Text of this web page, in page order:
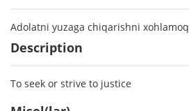
Adolatni yuzaga chiqarishni xohlamoq
Description
To seek or strive to justice